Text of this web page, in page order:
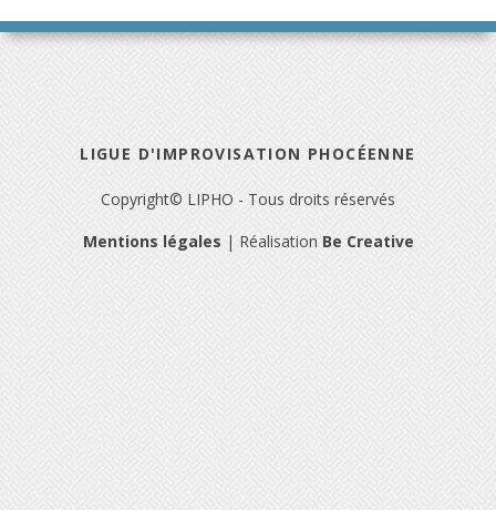
LIGUE D'IMPROVISATION PHOCÉENNE
Copyright© LIPHO - Tous droits réservés
Mentions légales | Réalisation Be Creative